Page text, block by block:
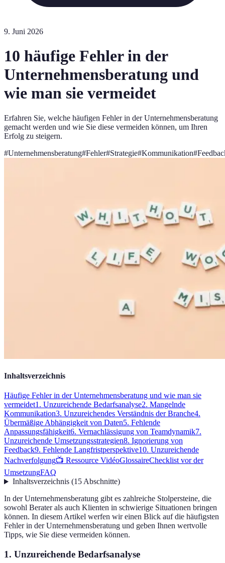
9. Juni 2026
10 häufige Fehler in der
Unternehmensberatung und
wie man sie vermeidet
Erfahren Sie, welche häufigen Fehler in der Unternehmensberatung
gemacht werden und wie Sie diese vermeiden können, um Ihren
Erfolg zu steigern.
#Unternehmensberatung#Fehler#Strategie#Kommunikation#
Inhaltsverzeichnis
Häufige Fehler in der Unternehmensberatung und wie man sie
vermeidet1. Unzureichende Bedarfsanalyse2. Mangelnde
Kommunikation3. Unzureichendes Verständnis der Branche4.
Übermäßige Abhängigkeit von Daten5. Fehlende
Anpassungsfähigkeit6. Vernachlässigung von Teamdynamik7.
Unzureichende Umsetzungsstrategien8. Ignorierung von
Feedback9. Fehlende Langfristperspektive10. Unzureichende
Nachverfolgung📺 Ressource VidéoGlossaireChecklist vor der
UmsetzungFAQ
Inhaltsverzeichnis(15Abschnitte)
In der Unternehmensberatung gibt es zahlreiche Stolpersteine, die
sowohl Berater als auch Klienten in schwierige Situationen bringen
können. In diesem Artikel werfen wir einen Blick auf die häufigsten
Fehler in der Unternehmensberatung und geben Ihnen wertvolle
Tipps, wie Sie diese vermeiden können.
1. Unzureichende Bedarfsanalyse